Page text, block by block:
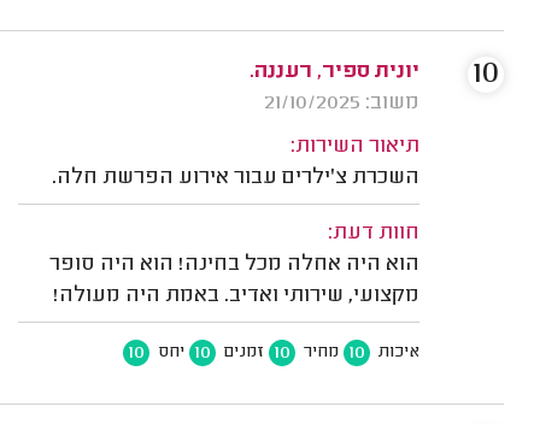
יונית ספיר, רעננה.
משוב: 21/10/2025
תיאור השירות:
השכרת צ'ילרים עבור אירוע הפרשת חלה.
חוות דעת:
הוא היה אחלה מכל בחינה! הוא היה סופר
מקצועי, שירותי ואדיב. באמת היה מעולה!
איכות 10 מחיר 10 זמנים 10 יחס 10
10